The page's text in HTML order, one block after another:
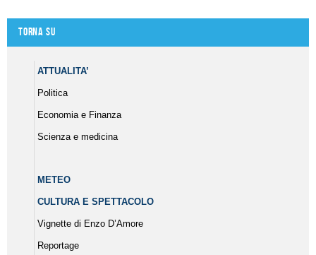
Torna su
ATTUALITA’
Politica
Economia e Finanza
Scienza e medicina
METEO
CULTURA E SPETTACOLO
Vignette di Enzo D’Amore
Reportage